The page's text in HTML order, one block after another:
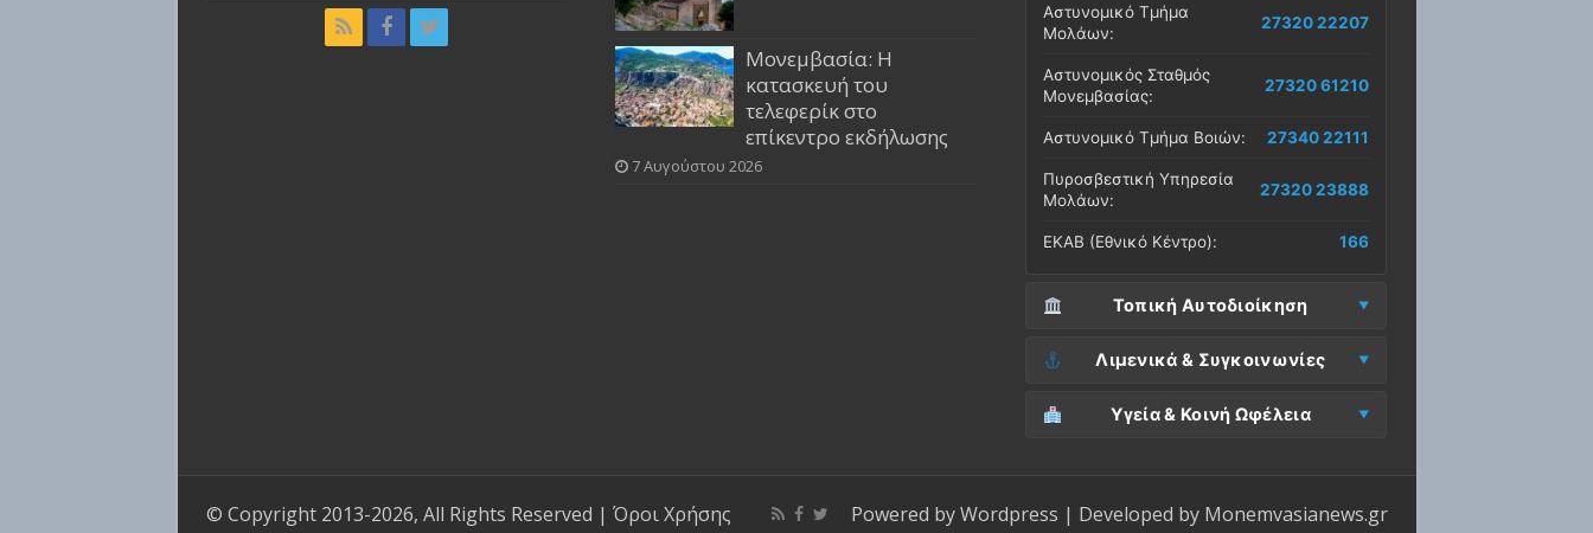
Μονεμβασία: Η
κατασκευή του
τελεφερίκ στο
επίκεντρο εκδήλωσης
7 Αυγούστου 2026
Αστυνομικό Τμήμα
Μολάων:
27320 22207
Αστυνομικός Σταθμός
Μονεμβασίας:
27320 61210
Αστυνομικό Τμήμα Βοιών: 27340 22111
Πυροσβεστική Υπηρεσία
Μολάων:
27320 23888
ΕΚΑΒ (Εθνικό Κέντρο): 166
Τοπική Αυτοδιοίκηση
Δήμος Μονεμβασίας
(Έδρα):
27323 60500
Δ.Ε. Μονεμβασίας
27323 60019
ΚΕΠ Μονεμβασίας: 27323 60031
Λιμενικά & Συγκοινωνίες
Λιμεναρχείο
Μονεμβασίας:
27320 61266
ΚΤΕΛ Λακωνίας (Σταθμός
Μολάων):
27320 22209
Υγεία & Κοινή Ωφέλεια
Powered byWordpress | Developed by Monemvasianews.gr
© Copyright 2013-2026, All Rights Reserved | Όροι Χρήσης